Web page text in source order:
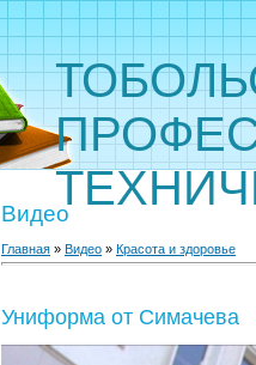
Видео
Главная » Видео » Красота и здоровье
Униформа от Симачева